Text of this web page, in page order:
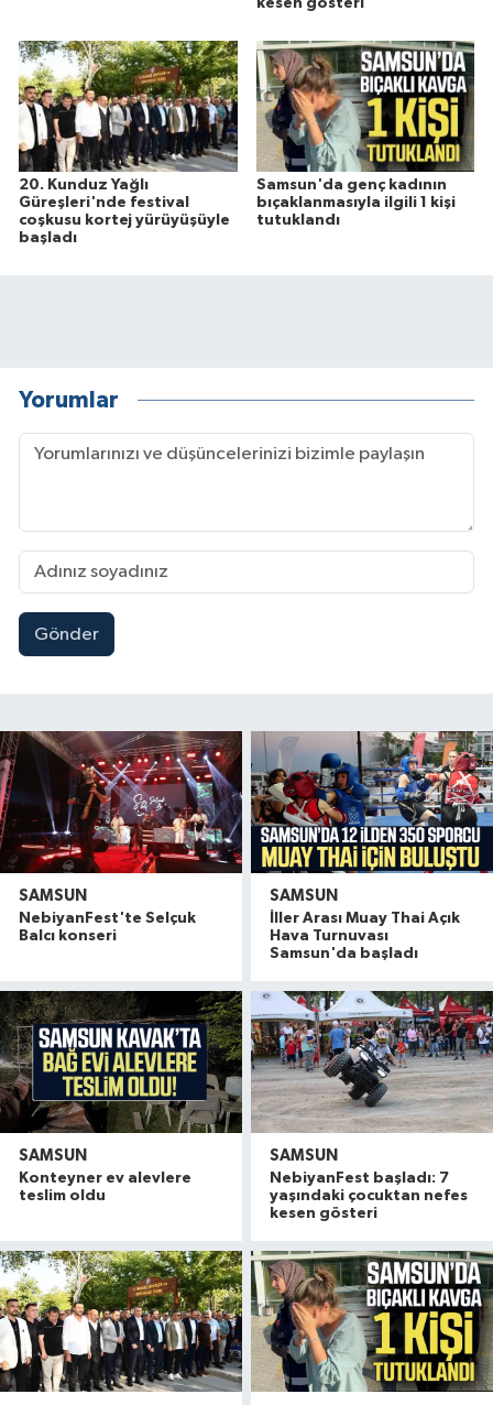
kesen gösteri
20. Kunduz Yağlı
Güreşleri'nde festival
coşkusu kortej yürüyüşüyle
başladı
Samsun'da genç kadının
bıçaklanmasıyla ilgili 1 kişi
tutuklandı
Yorumlar
Gönder
SAMSUN
NebiyanFest'te Selçuk
Balcı konseri
SAMSUN
İller Arası Muay Thai Açık
Hava Turnuvası
Samsun'da başladı
SAMSUN
Konteyner ev alevlere
teslim oldu
SAMSUN
NebiyanFest başladı: 7
yaşındaki çocuktan nefes
kesen gösteri